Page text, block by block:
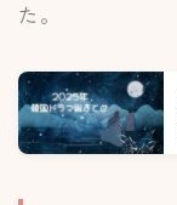
た。